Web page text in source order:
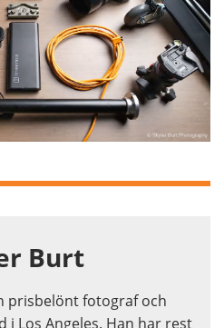
Burt
prisbelönt fotograf och
i Los Angeles. Han har rest